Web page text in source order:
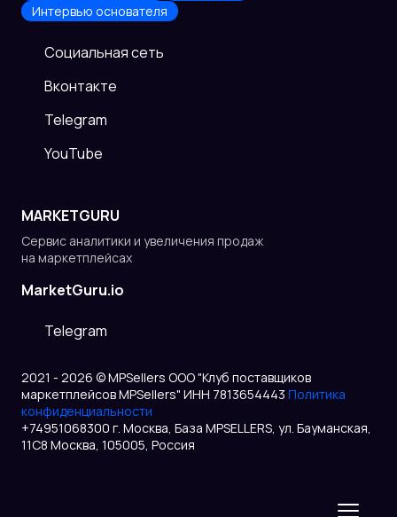
Интервью основателя
Cоциальная сеть
Вконтакте
Telegram
YouTube
MARKETGURU
Сервис аналитики и увеличения продаж
на маркетплейсах
MarketGuru.io
Telegram
2021 - 2026 © MPSellers ООО "Клуб поставщиков
маркетплейсов MPSellers" ИНН 7813654443 Политика
конфиденциальности
+74951068300 г. Москва, База MPSELLERS, ул. Бауманская,
11С8 Москва, 105005, Россия